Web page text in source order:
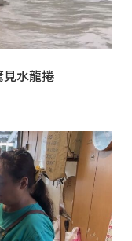
見水龍捲